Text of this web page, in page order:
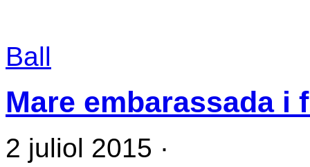
Ball
Mare embarassada i
2 juliol 2015 ·